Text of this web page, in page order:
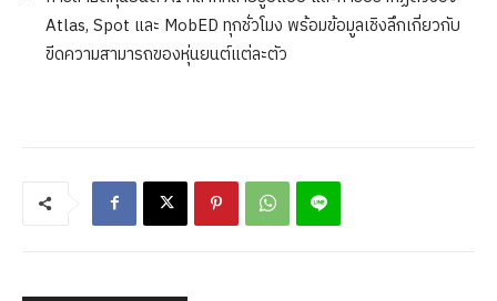
Atlas, Spot และ MobED ทุกชั่วโมง พร้อมข้อมูลเชิงลึกเกี่ยวกับ
ขีดความสามารถของหุ่นยนต์แต่ละตัว